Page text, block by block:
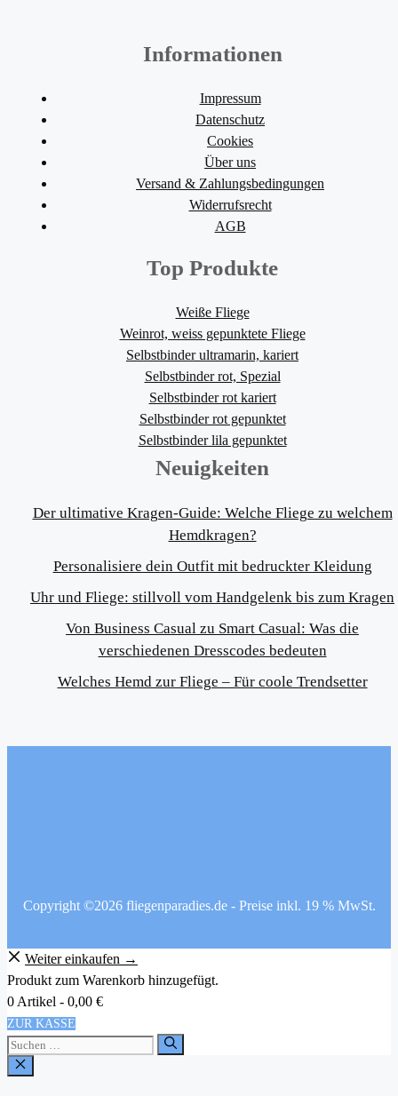
Informationen
Impressum
Datenschutz
Cookies
Über uns
Versand & Zahlungsbedingungen
Widerrufsrecht
AGB
Top Produkte
Weiße Fliege
Weinrot, weiss gepunktete Fliege
Selbstbinder ultramarin, kariert
Selbstbinder rot, Spezial
Selbstbinder rot kariert
Selbstbinder rot gepunktet
Selbstbinder lila gepunktet
Neuigkeiten
Der ultimative Kragen-Guide: Welche Fliege zu welchem
Hemdkragen?
Personalisiere dein Outfit mit bedruckter Kleidung
Uhr und Fliege: stillvoll vom Handgelenk bis zum Kragen
Von Business Casual zu Smart Casual: Was die
verschiedenen Dresscodes bedeuten
Welches Hemd zur Fliege – Für coole Trendsetter
Copyright ©2026 fliegenparadies.de - Preise inkl. 19 % MwSt.
Weiter einkaufen →
Produkt zum Warenkorb hinzugefügt.
0 Artikel - 0,00 €
ZUR KASSE
Suchen
nach:
SCHLIESSEN